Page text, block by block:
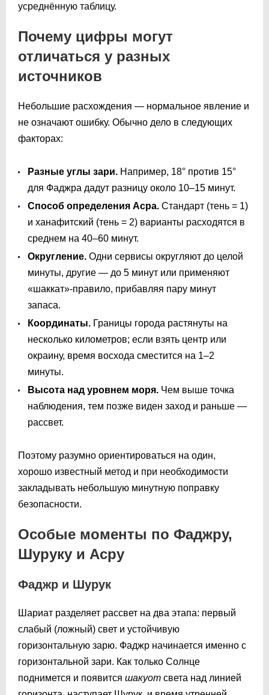
усреднённую таблицу.
Почему цифры могут
отличаться у разных
источников
Небольшие расхождения — нормальное явление и
не означают ошибку. Обычно дело в следующих
факторах:
Разные углы зари. Например, 18° против 15°
для Фаджра дадут разницу около 10–15 минут.
Способ определения Асра. Стандарт (тень = 1)
и ханафитский (тень = 2) варианты расходятся в
среднем на 40–60 минут.
Округление. Одни сервисы округляют до целой
минуты, другие — до 5 минут или применяют
«шаккат»-правило, прибавляя пару минут
запаса.
Координаты. Границы города растянуты на
несколько километров; если взять центр или
окраину, время восхода сместится на 1–2
минуты.
Высота над уровнем моря. Чем выше точка
наблюдения, тем позже виден заход и раньше —
рассвет.
Поэтому разумно ориентироваться на один,
хорошо известный метод и при необходимости
закладывать небольшую минутную поправку
безопасности.
Особые моменты по Фаджру,
Шуруку и Асру
Фаджр и Шурук
Шариат разделяет рассвет на два этапа: первый
слабый (ложный) свет и устойчивую
горизонтальную зарю. Фаджр начинается именно с
горизонтальной зари. Как только Солнце
поднимется и появится шакуот света над линией